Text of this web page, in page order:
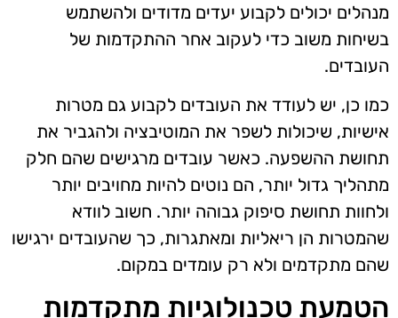
מנהלים יכולים לקבוע יעדים מדודים ולהשתמש
בשיחות משוב כדי לעקוב אחר ההתקדמות של
העובדים.
כמו כן, יש לעודד את העובדים לקבוע גם מטרות
אישיות, שיכולות לשפר את המוטיבציה ולהגביר את
תחושת ההשפעה. כאשר עובדים מרגישים שהם חלק
מתהליך גדול יותר, הם נוטים להיות מחויבים יותר
ולחוות תחושת סיפוק גבוהה יותר. חשוב לוודא
שהמטרות הן ריאליות ומאתגרות, כך שהעובדים ירגישו
שהם מתקדמים ולא רק עומדים במקום.
הטמעת טכנולוגיות מתקדמות